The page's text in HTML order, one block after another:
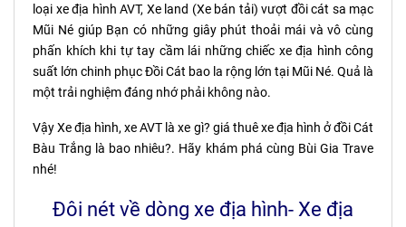
loại xe địa hình AVT, Xe land (Xe bán tải) vượt đồi cát sa mạc
Mũi Né giúp Bạn có những giây phút thoải mái và vô cùng
phấn khích khi tự tay cầm lái những chiếc xe địa hình công
suất lớn chinh phục Đồi Cát bao la rộng lớn tại Mũi Né. Quả là
một trải nghiệm đáng nhớ phải không nào.
Vậy Xe địa hình, xe AVT là xe gì? giá thuê xe địa hình ở đồi Cát
Bàu Trắng là bao nhiêu?. Hãy khám phá cùng Bùi Gia Trave
nhé!
Đôi nét về dòng xe địa hình- Xe địa